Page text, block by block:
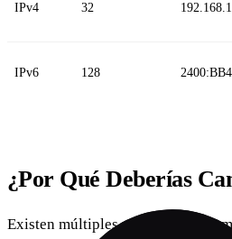
IPv4 32
IPv6 128
¿Por Qué Deberías
Existen múltiples razones para